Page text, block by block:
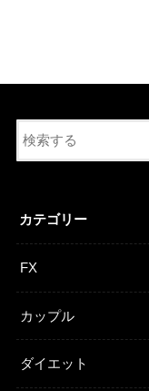
カテゴリー
FX
カップル
ダイエット